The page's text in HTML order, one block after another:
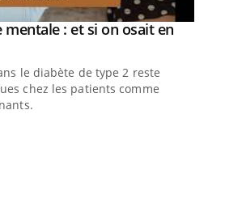
mentale : et si on osait en
le diabète de type 2 reste
chez les patients comme